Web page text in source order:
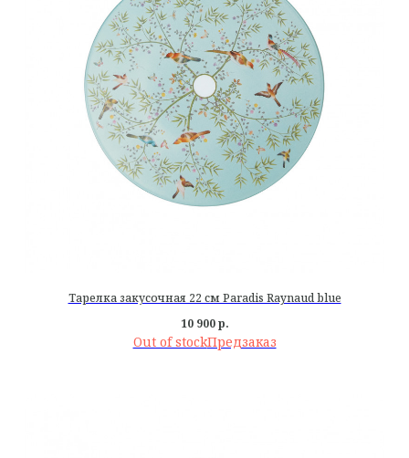
Тарелка закусочная 22 см Paradis Raynaud blue
10 900 р.
Out of stock